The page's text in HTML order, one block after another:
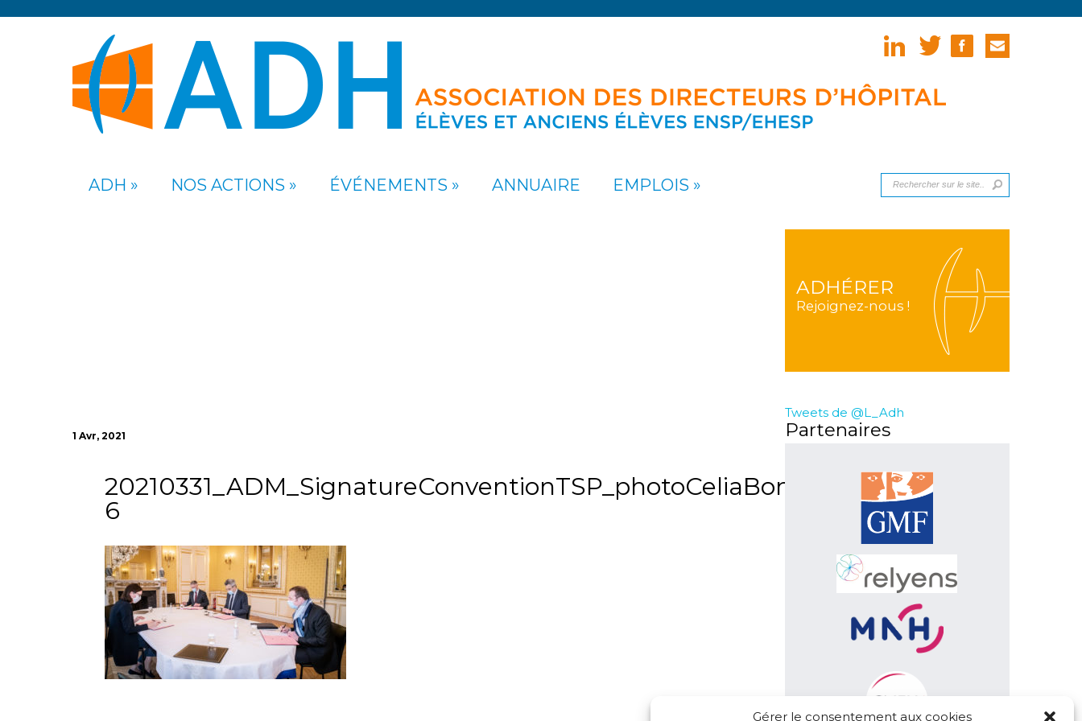
Gérer le consentement aux cookies
ADH NOS ACTIONS ÉVÉNEMENTS ANNUAIRE EMPLOIS
1 Avr, 2021
20210331_ADM_SignatureConventionTSP_photoCeliaBonnin-
6
ADHÉRER
Rejoignez-nous !
Tweets de @L_Adh
Partenaires